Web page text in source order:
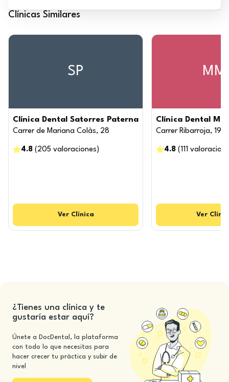
Clínicas Similares
SP
Clínica Dental Satorres Paterna
Carrer de Mariana Colàs, 28
4.8 ( 205 valoraciones )
Ver Clínica
MM
Clínica Dental
Carrer Ribarroja, 19
4.8 (111
Ver
¿Tienes una clínica y te
gustaría estar aquí?
Únete a DocDental, la plataforma
con todo lo que necesitas para
hacer crecer tu práctica y subir de
nivel